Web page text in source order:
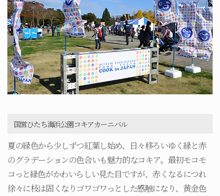
国営ひたち海浜公園コキアカーニバル
夏の緑色から少しずつ紅葉し始め、日々移ろいゆく緑と赤
のグラデーションの色合いも魅力的なコキア。最初モコモ
コっと緑色がかわいらしい見た目ですが、赤くなるにつれ
徐々に枝は固くなりゴワゴワっとした感触になり、黄金色